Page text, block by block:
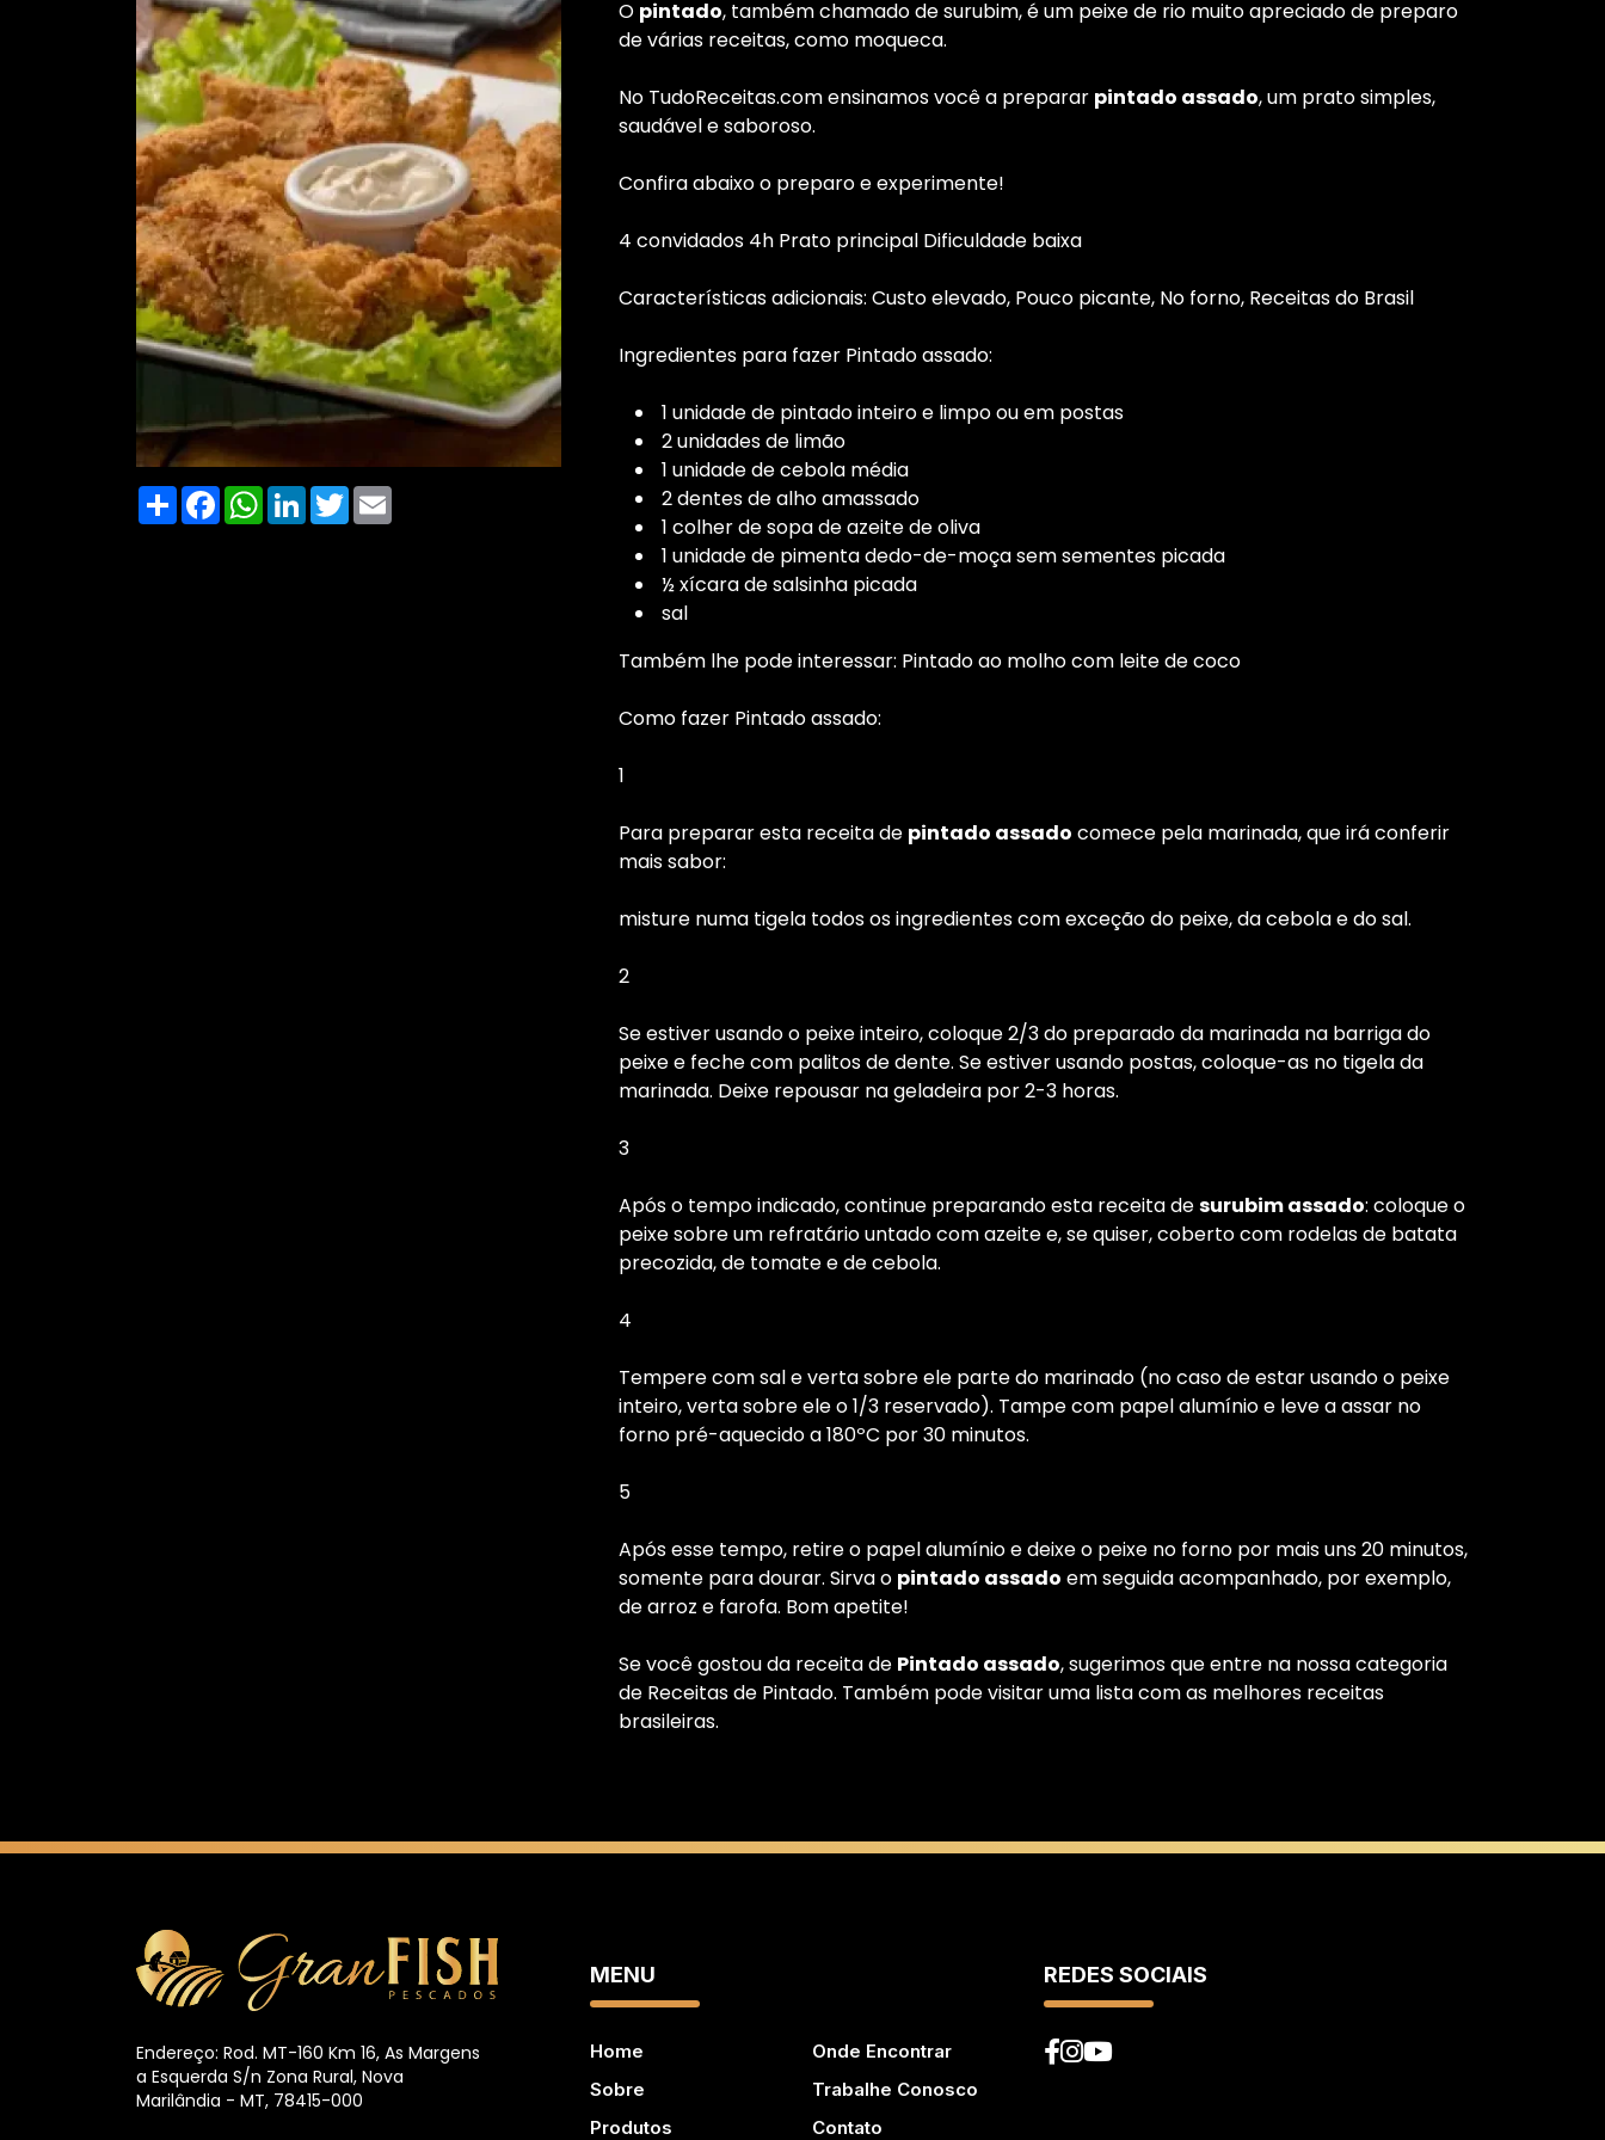
ShareFacebookWhatsApp
LinkedIn
Twitter
O pintado, também chamado de surubim, é um peixe de rio muito apreciado de preparo
de várias receitas, como moqueca.
No TudoReceitas.com ensinamos você a preparar pintado assado, um prato simples,
saudável e saboroso.
Confira abaixo o preparo e experimente!
4 convidados 4h Prato principal Dificuldade baixa
Características adicionais: Custo elevado, Pouco picante, No forno, Receitas do Brasil
Ingredientes para fazer Pintado assado:
1 unidade de pintado inteiro e limpo ou em postas
2 unidades de limão
1 unidade de cebola média
2 dentes de alho amassado
1 colher de sopa de azeite de oliva
1 unidade de pimenta dedo-de-moça sem sementes picada
½ xícara de salsinha picada
sal
Também lhe pode interessar: Pintado ao molho com leite de coco
Como fazer Pintado assado:
1
Para preparar esta receita de pintado assado comece pela marinada, que irá conferir
mais sabor:
misture numa tigela todos os ingredientes com exceção do peixe, da cebola e do sal.
2
Se estiver usando o peixe inteiro, coloque 2/3 do preparado da marinada na barriga do
peixe e feche com palitos de dente. Se estiver usando postas, coloque-as no tigela da
marinada. Deixe repousar na geladeira por 2-3 horas.
3
Após o tempo indicado, continue preparando esta receita desurubim assado: coloque o
peixe sobre um refratário untado com azeite e, se quiser, coberto com rodelas de batata
precozida, de tomate e de cebola.
4
Tempere com sal e verta sobre ele parte do marinado (no caso de estar usando o peixe
inteiro, verta sobre ele o 1/3 reservado). Tampe com papel alumínio e leve a assar no
forno pré-aquecido a 180ºC por 30 minutos.
5
Após esse tempo, retire o papel alumínio e deixe o peixe no forno por mais uns 20 minutos,
somente para dourar. Sirva o pintado assado em seguida acompanhado, por exemplo,
de arroz e farofa. Bom apetite!
Se você gostou da receita de Pintado assado, sugerimos que entre na nossa categoria
de Receitas de Pintado. Também pode visitar uma lista com as melhores receitas
brasileiras.
Endereço: Rod. MT-160 Km 16, As Margens
a Esquerda S/n Zona Rural, Nova
Marilândia - MT, 78415-000
MENU
Home
Sobre
Produtos
Onde Encontrar
Trabalhe Conosco
Contato
REDES SOCIAIS